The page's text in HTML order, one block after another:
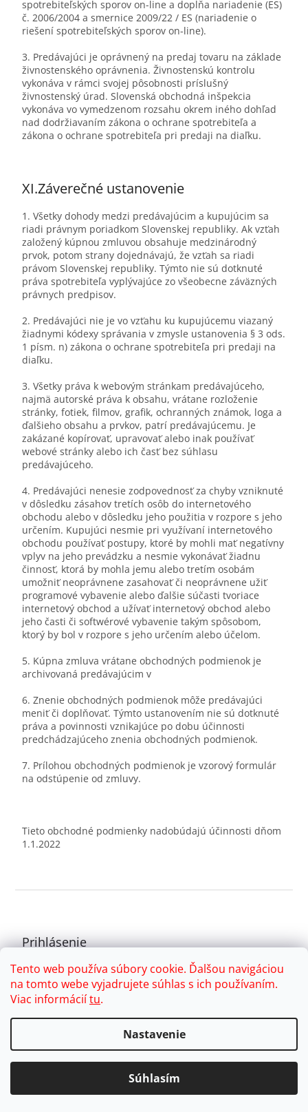
Tento web používa súbory cookie. Ďalšou navigáciou
na tomto webe vyjadrujete súhlas s ich používaním.
Viac informáciítu.
Nastavenie
Súhlasím
spotrebiteľských sporov on-line a dopĺňa nariadenie (ES)
č. 2006/2004 a smernice 2009/22 / ES (nariadenie o
riešení spotrebiteľských sporov on-line).
3. Predávajúci je oprávnený na predaj tovaru na základe
živnostenského oprávnenia. Živnostenskú kontrolu
vykonáva v rámci svojej pôsobnosti príslušný
živnostenský úrad. Slovenská obchodná inšpekcia
vykonáva vo vymedzenom rozsahu okrem iného dohľad
nad dodržiavaním zákona o ochrane spotrebiteľa a
zákona o ochrane spotrebiteľa pri predaji na diaľku.
XI.Záverečné ustanovenie
1. Všetky dohody medzi predávajúcim a kupujúcim sa
riadi právnym poriadkom Slovenskej republiky. Ak vzťah
založený kúpnou zmluvou obsahuje medzinárodný
prvok, potom strany dojednávajú, že vzťah sa riadi
právom Slovenskej republiky. Týmto nie sú dotknuté
práva spotrebiteľa vyplývajúce zo všeobecne záväzných
právnych predpisov.
2. Predávajúci nie je vo vzťahu ku kupujúcemu viazaný
žiadnymi kódexy správania v zmysle ustanovenia § 3 ods.
1 písm. n) zákona o ochrane spotrebiteľa pri predaji na
diaľku.
3. Všetky práva k webovým stránkam predávajúceho,
najmä autorské práva k obsahu, vrátane rozloženie
stránky, fotiek, filmov, grafik, ochranných známok, loga a
ďalšieho obsahu a prvkov, patrí predávajúcemu. Je
zakázané kopírovať, upravovať alebo inak používať
webové stránky alebo ich časť bez súhlasu
predávajúceho.
4. Predávajúci nenesie zodpovednosť za chyby vzniknuté
v dôsledku zásahov tretích osôb do internetového
obchodu alebo v dôsledku jeho použitia v rozpore s jeho
určením. Kupujúci nesmie pri využívaní internetového
obchodu používať postupy, ktoré by mohli mať negatívny
vplyv na jeho prevádzku a nesmie vykonávať žiadnu
činnosť, ktorá by mohla jemu alebo tretím osobám
umožniť neoprávnene zasahovať či neoprávnene užiť
programové vybavenie alebo ďalšie súčasti tvoriace
internetový obchod a užívať internetový obchod alebo
jeho časti či softwérové vybavenie takým spôsobom,
ktorý by bol v rozpore s jeho určením alebo účelom.
5. Kúpna zmluva vrátane obchodných podmienok je
archivovaná predávajúcim v
6. Znenie obchodných podmienok môže predávajúci
meniť či doplňovať. Týmto ustanovením nie sú dotknuté
práva a povinnosti vznikajúce po dobu účinnosti
predchádzajúceho znenia obchodných podmienok.
7. Prílohou obchodných podmienok je vzorový formulár
na odstúpenie od zmluvy.
Tieto obchodné podmienky nadobúdajú účinnosti dňom
1.1.2022
ä
Prihlásenie
E-mail
Heslo
Nová registráciaZabudnuté heslo